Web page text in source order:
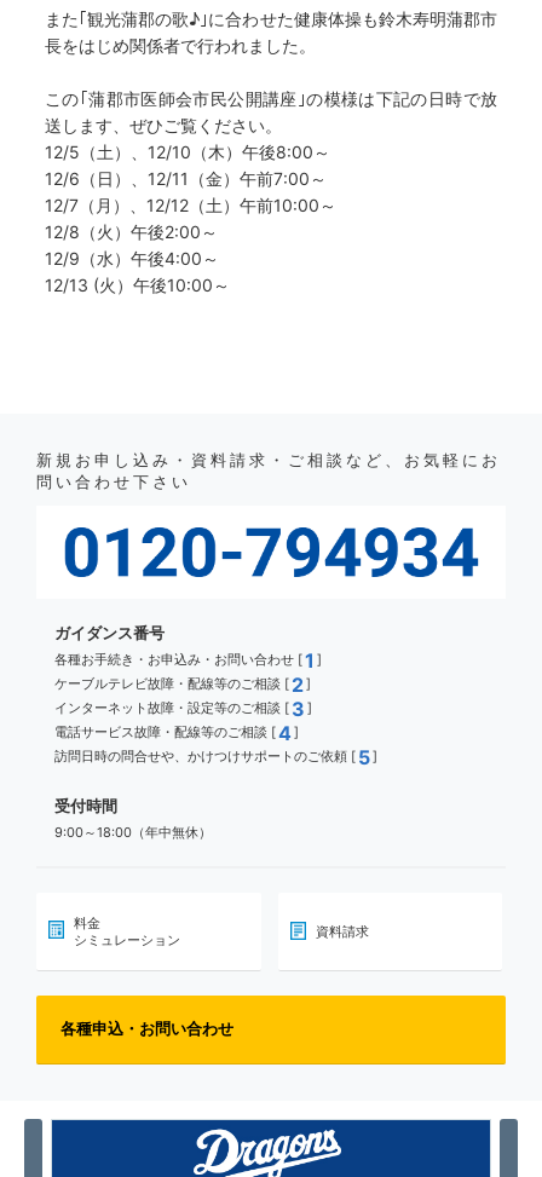
また｢観光蒲郡の歌♪｣に合わせた健康体操も鈴木寿明蒲郡市
長をはじめ関係者で行われました。
この｢蒲郡市医師会市民公開講座｣の模様は下記の日時で放
送します、ぜひご覧ください。
12/5（土）、12/10（木）午後8:00～
12/6（日）、12/11（金）午前7:00～
12/7（月）、12/12（土）午前10:00～
12/8（火）午後2:00～
12/9（水）午後4:00～
12/13 (火）午後10:00～
新規お申し込み・資料請求・ご相談など、お気軽にお
問い合わせ下さい
ガイダンス番号
各種お手続き・お申込み・お問い合わせ [1 ]
ケーブルテレビ故障・配線等のご相談 [ 2]
インターネット故障・設定等のご相談 [ 3 ]
電話サービス故障・配線等のご相談 [4]
訪問日時の問合せや、かけつけサポートのご依頼 [ 5]
受付時間
9:00～18:00（年中無休）
料金
シミュレーション
資料請求
各種申込・お問い合わせ